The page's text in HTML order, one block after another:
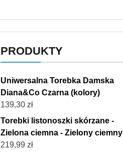
PRODUKTY
Uniwersalna Torebka Damska
Diana&Co Czarna (kolory)
139,30 zł
Torebki listonoszki skórzane -
Zielona ciemna - Zielony ciemny
219,99 zł